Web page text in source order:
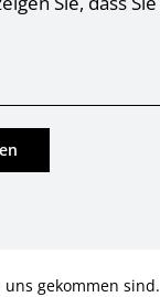
uns gekommen sind.